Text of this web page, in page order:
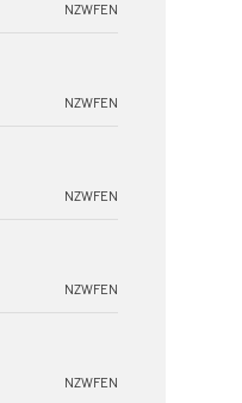
NZWFEN
NZWFEN
NZWFEN
NZWFEN
NZWFEN